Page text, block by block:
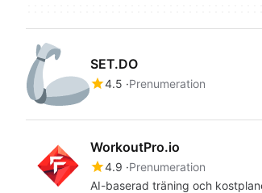
SET.DO
4.5 Prenumeration
WorkoutPro.io
4.9 Prenumeration
AI-baserad träning och